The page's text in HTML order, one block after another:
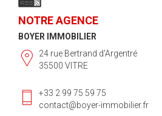
NOTRE AGENCE
BOYER IMMOBILIER
24 rue Bertrand d'Argentré
35500 VITRE
+33 2 99 75 59 75
contact@boyer-immobilier.fr